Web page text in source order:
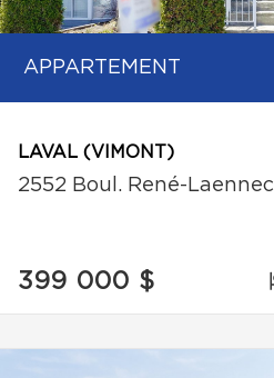
APPARTEMENT
LAVAL (VIMONT)
2552 Boul. René-Laennec
399 000 $